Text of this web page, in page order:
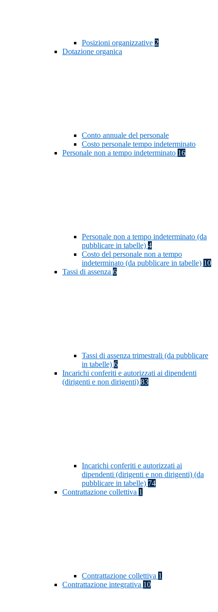
Posizioni organizzative 2
Dotazione organica
Conto annuale del personale
Costo personale tempo indeterminato
Personale non a tempo indeterminato 16
Personale non a tempo indeterminato (da
pubblicare in tabelle) 4
Costo del personale non a tempo
indeterminato (da pubblicare in tabelle) 10
Tassi di assenza 6
Tassi di assenza trimestrali (da pubblicare
in tabelle) 6
Incarichi conferiti e autorizzati ai dipendenti
(dirigenti e non dirigenti) 83
Incarichi conferiti e autorizzati ai
dipendenti (dirigenti e non dirigenti) (da
pubblicare in tabelle) 74
Contrattazione collettiva 1
Contrattazione collettiva 1
Contrattazione integrativa 10